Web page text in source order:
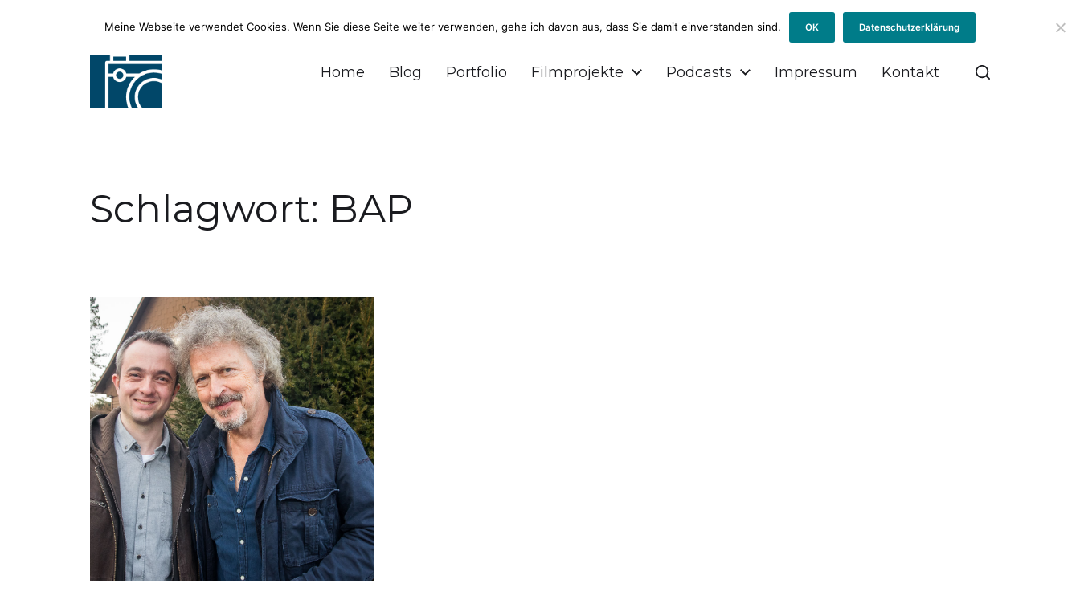
Fotograf, Journalist, Radiomoderator und Podcaster aus Braunschweig.
Home Blog Portfolio Filmprojekte Podcasts Impressum Kontakt
Schlagwort: BAP
Meine Webseite verwendet Cookies. Wenn Sie diese Seite weiter verwenden, gehe ich davon aus, dass Sie damit einverstanden sind. OK Datenschutzerklärung